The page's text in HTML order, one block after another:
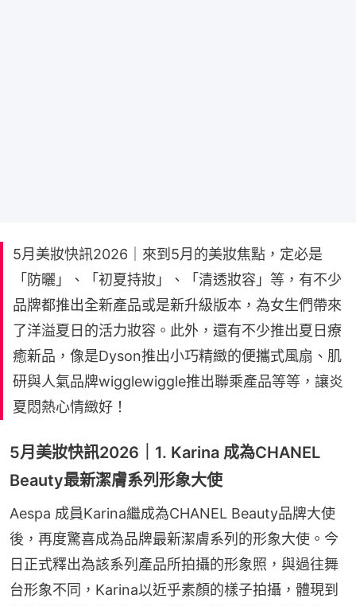
5月美妝快訊2026｜來到5月的美妝焦點，定必是
「防曬」、「初夏持妝」、「清透妝容」等，有不少
品牌都推出全新產品或是新升級版本，為女生們帶來
了洋溢夏日的活力妝容。此外，還有不少推出夏日療
癒新品，像是Dyson推出小巧精緻的便攜式風扇、肌
研與人氣品牌wigglewiggle推出聯乘產品等等，讓炎
夏悶熱心情緻好！
5月美妝快訊2026｜1. Karina 成為CHANEL
Beauty最新潔膚系列形象大使
Aespa 成員Karina繼成為CHANEL Beauty品牌大使
後，再度驚喜成為品牌最新潔膚系列的形象大使。今
日正式釋出為該系列產品所拍攝的形象照，與過往舞
台形象不同，Karina以近乎素顏的樣子拍攝，體現到